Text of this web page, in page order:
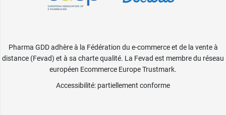
Pharma GDD adhère à la Fédération du e-commerce et de la vente à
distance (Fevad) et à sa charte qualité. La Fevad est membre du réseau
européen Ecommerce Europe Trustmark.
Accessibilité: partiellement conforme